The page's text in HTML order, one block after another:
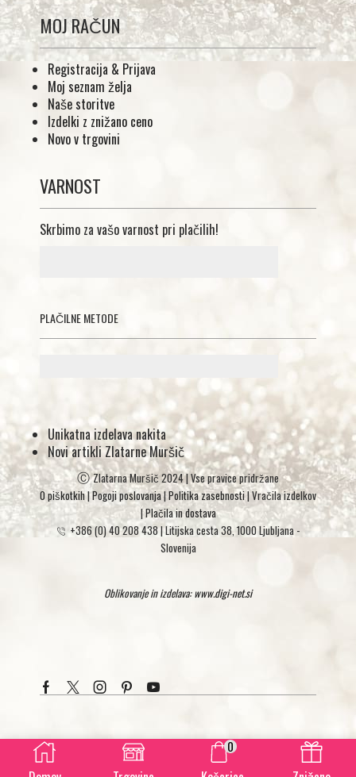
MOJ RAČUN
Registracija & Prijava
Moj seznam želja
Naše storitve
Izdelki z znižano ceno
Novo v trgovini
VARNOST
Skrbimo za vašo varnost pri plačilih!
PLAČILNE METODE
Unikatna izdelava nakita
Novi artikli Zlatarne Muršič
ⒸZlatarna Muršič 2024 | Vse pravice pridržane
O piškotkih|Pogoji poslovanja|Politika zasebnosti| Vračila izdelkov
|Plačila in dostava
+386 (0) 40 208 438|Litijska cesta 38, 1000 Ljubljana -
Slovenija
Oblikovanje in izdelava:www.digi-net.si
FacebookTwitterInstagramPinterestYoutube
0